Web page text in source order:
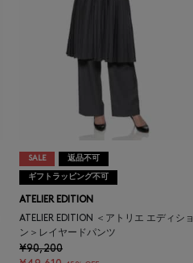
SALE 返品不可
ギフトラッピング不可
ATELIER EDITION
ATELIER EDITION ＜アトリエ エディショ
ン＞レイヤードパンツ
¥90,200